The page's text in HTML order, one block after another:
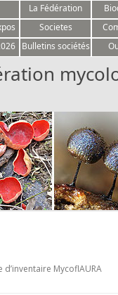
La Fédération
Societes
Bulletins sociétés
MycoflAURA